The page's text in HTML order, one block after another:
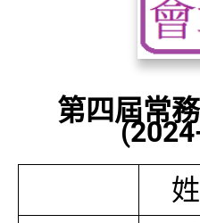
第四屆常